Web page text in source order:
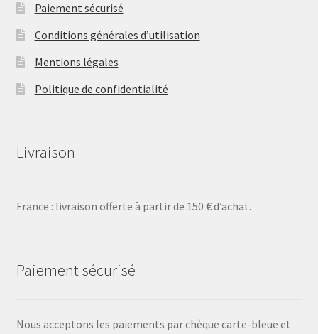
Paiement sécurisé
Conditions générales d’utilisation
Mentions légales
Politique de confidentialité
Livraison
France : livraison offerte à partir de 150 € d’achat.
Paiement sécurisé
Nous acceptons les paiements par chèque carte-bleue et